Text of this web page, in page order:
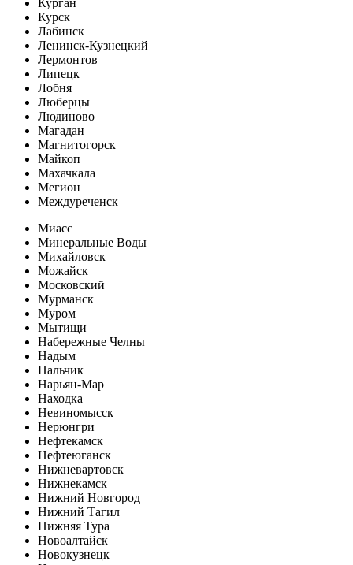
Курск
Лабинск
Ленинск-Кузнецкий
Лермонтов
Липецк
Лобня
Люберцы
Людиново
Магадан
Магнитогорск
Майкоп
Махачкала
Мегион
Междуреченск
Миасс
Минеральные Воды
Михайловск
Можайск
Московский
Мурманск
Муром
Мытищи
Набережные Челны
Надым
Нальчик
Нарьян-Мар
Находка
Невиномысск
Нерюнгри
Нефтекамск
Нефтеюганск
Нижневартовск
Нижнекамск
Нижний Новгород
Нижний Тагил
Нижняя Тура
Новоалтайск
Новокузнецк